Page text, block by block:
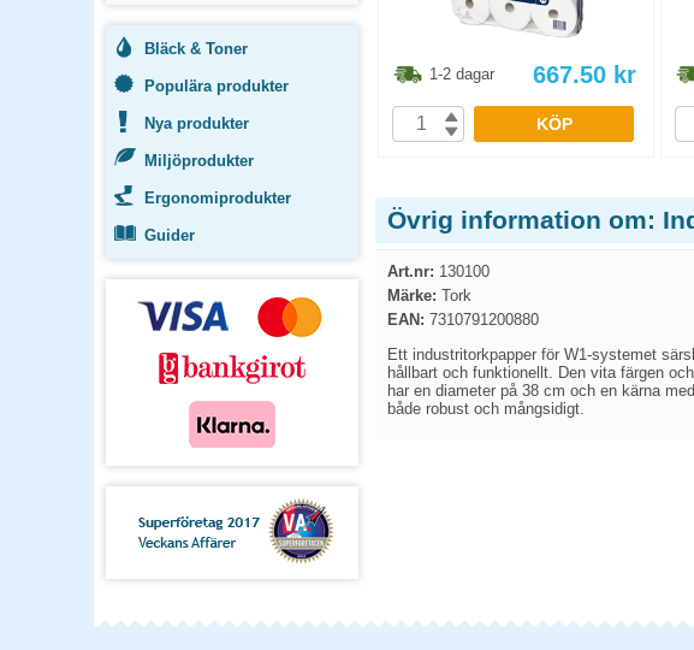
Bläck & Toner
Populära produkter
Nya produkter
Miljöprodukter
Ergonomiprodukter
Guider
68.80 1-2 dagar 667.50 kr
KÖP
Övrig information om:
Art.nr: 130100
Märke: Tork
EAN: 7310791200880
Ett industritorkpapper för W1-systemet
hållbart och funktionellt. Den vita färgen
har en diameter på 38 cm och en kärna
både robust och mångsidigt.